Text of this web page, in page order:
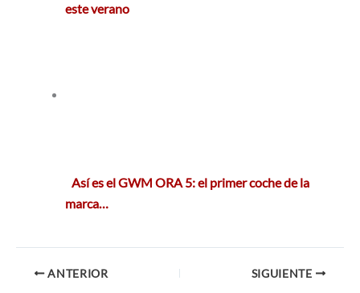
este verano
Así es el GWM ORA 5: el primer coche de la
marca…
ANTERIOR SIGUIENTE